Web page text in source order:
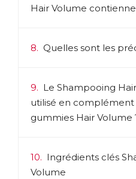
Hair Volume
8. Quelles sont les
9. Le Shampooing
utilisé en
gummies Hair Volume
10. Ingrédients clés
Volume